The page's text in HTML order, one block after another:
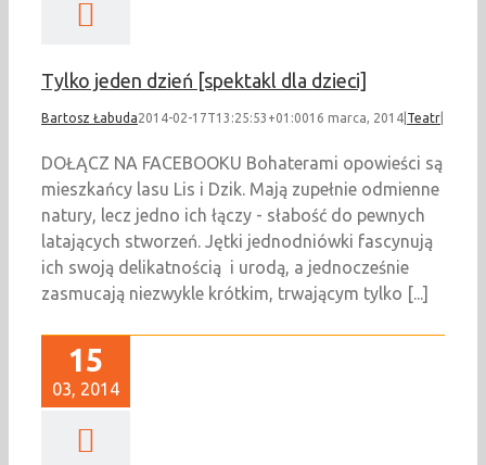
Tylko jeden dzień [spektakl dla dzieci]
Bartosz Łabuda2014-02-17T13:25:53+01:0016 marca, 2014 Teatr
DOŁĄCZ NA FACEBOOKU Bohaterami opowieści są
mieszkańcy lasu Lis i Dzik. Mają zupełnie odmienne
natury, lecz jedno ich łączy - słabość do pewnych
latających stworzeń. Jętki jednodniówki fascynują
ich swoją delikatnością i urodą, a jednocześnie
zasmucają niezwykle krótkim, trwającym tylko [...]
15
03, 2014
Lale + Tantua